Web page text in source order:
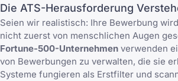
Die ATS-Herausforderung
Seien wir realistisch: Ihre Bewerbung
nicht zuerst von menschlichen Augen
Fortune-500-Unternehmen verwenden
von Bewerbungen zu verwalten, die sie
Systeme fungieren als Erstfilter und